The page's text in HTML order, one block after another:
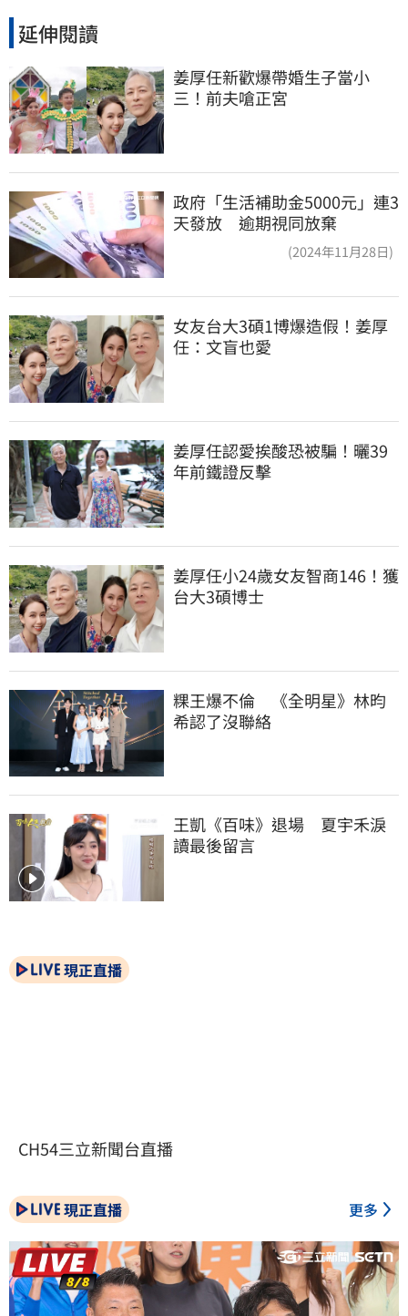
延伸閱讀
姜厚任新歡爆帶婚生子當小
三！前夫嗆正宮
政府「生活補助金5000元」連3
天發放 逾期視同放棄
(2024年11月28日)
女友台大3碩1博爆造假！姜厚
任：文盲也愛
姜厚任認愛挨酸恐被騙！曬39
年前鐵證反擊
姜厚任小24歲女友智商146！獲
台大3碩博士
粿王爆不倫　《全明星》林昀
希認了沒聯絡
王凱《百味》退場　夏宇禾淚
讀最後留言
現正直播
CH54三立新聞台直播
現正直播 更多